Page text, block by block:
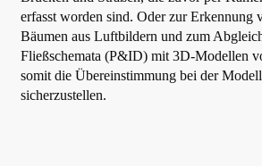
erfasst worden sind. Oder zur Erkennung
Bäumen aus Luftbildern und zum
Fließschemata (P&ID) mit 3D-Modellen
somit die Übereinstimmung bei der
sicherzustellen.